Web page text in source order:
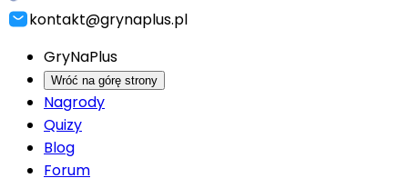
kontakt@grynaplus.pl
GryNaPlus
Wróć na górę strony
Nagrody
Quizy
Blog
Forum